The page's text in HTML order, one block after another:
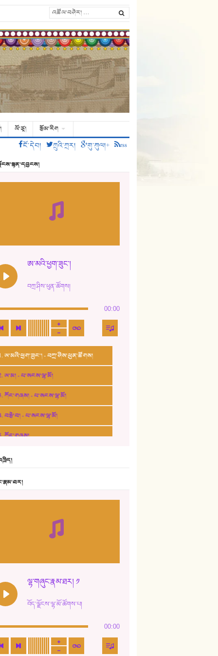
ལོ་ཙཱ།
རྩོམ་རིག
ངོ་དེབ།
ཀྲུའི་ཀྲར། གུ་ཀུལ།+ rss
ཨ་མའི་ཕྱག་ཟུང་།
བཀྲ་ཤིས་ཕུན་ཚོགས།
00:00
ཨ་མའི་ཕྱག་ཟུང་། - བཀྲ་ཤིས་ཕུན་ཚོགས།
ཨ་མ། - པ་སངས་ལྷ་མོ།
ཀོང་གཞས། - པ་སངས་ལྷ་མོ།
བརྩེ་བ། - པ་སངས་ལྷ་མོ།
ཀོང་གཞས།
ཆོལ་གསུམ་བྲོ་གཞས། - སྒྲོན་གསལ།
13. ཆུང་འདྲིས། - ཟླ་སྒྲོན།
ཤམ་པ་ལ་ཡི་སྲས་མོ།
ལྷ་གཞུང་རྣམ་ཐར། ༡
བོད་ལྗོངས་ལྷ་མོ་ཚོགས་པ།
00:00